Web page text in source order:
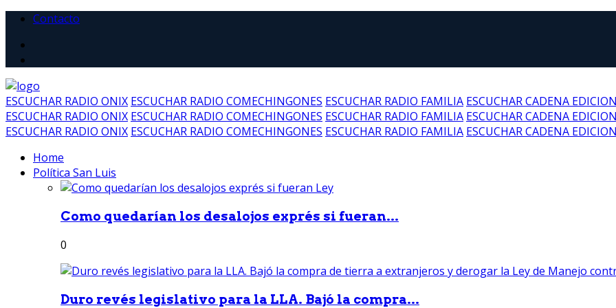
Contacto
ESCUCHAR RADIO ONIX ESCUCHAR RADIO COMECHINGONES ESCUCHAR RADIO FAMILIA ESCUCHAR CADENA EDICION
ESCUCHAR RADIO ONIX ESCUCHAR RADIO COMECHINGONES ESCUCHAR RADIO FAMILIA ESCUCHAR CADENA EDICION
ESCUCHAR RADIO ONIX ESCUCHAR RADIO COMECHINGONES ESCUCHAR RADIO FAMILIA ESCUCHAR CADENA EDICION
Home
Política San Luis
Como quedarían los desalojos exprés si fueran...
0
Duro revés legislativo para la LLA. Bajó la compra...